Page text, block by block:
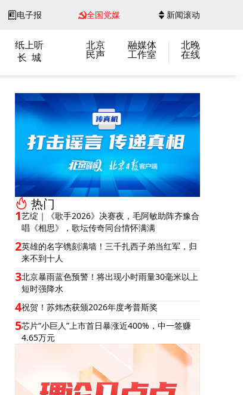
电子报 全国党媒 新闻滚动
纸上听
长 城
北京
民声
融媒体
工作室
北晚
在线
热门
1艺绽｜《歌手2026》决赛夜，毛阿敏助阵齐豫合
唱《相思》，歌坛传奇同台情怀满满
2英雄的名字镌刻满墙！三千扎西子弟当红军，归
来不到十人
3北京暴雨蓝色预警！将出现小时雨量30毫米以上
短时强降水
4祝贺！苏炜杰获颁2026年度考普斯奖
5芯片“小巨人”上市首日暴涨近400%，中一签赚
4.65万元